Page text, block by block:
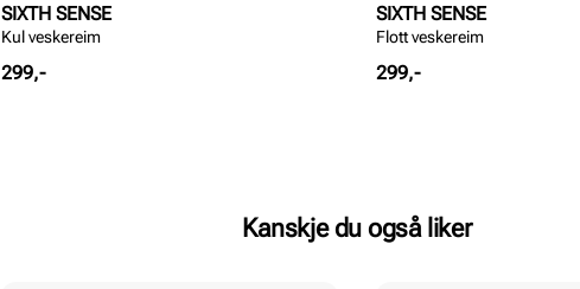
SIXTH SENSE
Kul veskereim
Pris
299,-
SIXTH SENSE
Flott veskereim
Pris
299,-
Kanskje du også liker